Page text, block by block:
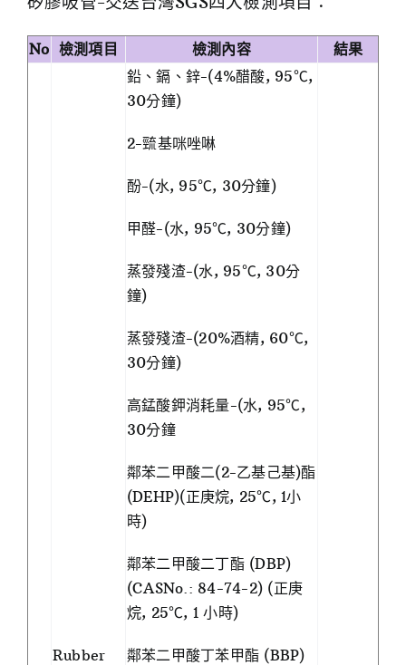
No 檢測項目 檢測內容 結果
Rubber
鉛、鎘、鋅-(4%醋酸, 95℃,
30分鐘)
2-巰基咪唑啉
酚-(水, 95℃, 30分鐘)
甲醛-(水, 95℃, 30分鐘)
蒸發殘渣-(水, 95℃, 30分
鐘)
蒸發殘渣-(20%酒精, 60℃,
30分鐘)
高錳酸鉀消耗量-(水, 95℃,
30分鐘
鄰苯二甲酸二(2-乙基己基)酯
(DEHP)(正庚烷, 25℃, 1小
時)
鄰苯二甲酸二丁酯 (DBP)
(CASNo.: 84-74-2) (正庚
烷, 25℃, 1 小時)
鄰苯二甲酸丁苯甲酯 (BBP)